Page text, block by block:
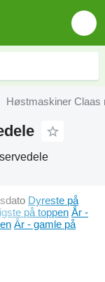
Høstmaskiner Claas
Dyreste på
på toppen År -
År - gamle på